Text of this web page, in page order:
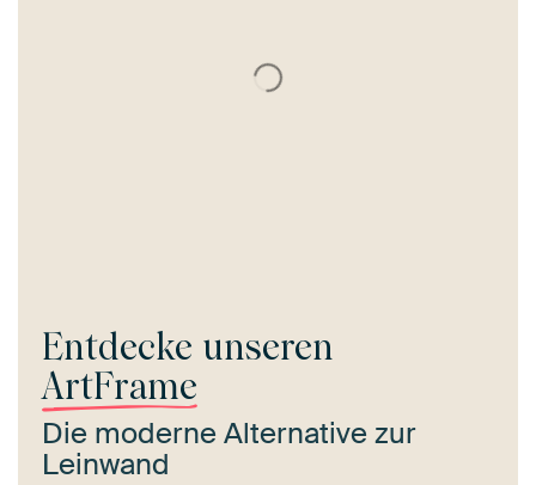
Entdecke unseren
ArtFrame
Die moderne Alternative zur
Leinwand